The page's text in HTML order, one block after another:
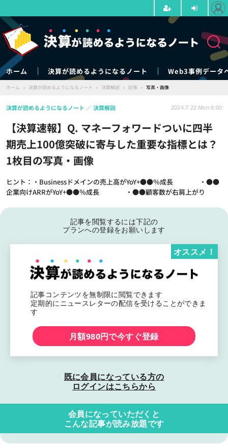
ホーム 決算が読めるようになるノート Web3事例データ
ホーム › 決算が読めるようになるノート › 決算解説 › 記事 › 写真・画像
【決算速報】Q. マネーフォワードついに四半
期売上100億突破に寄与した重要な指標とは？
1枚目の写真・画像
ヒント：・Businessドメインの売上高がYoY+●●％成長 ・●●
企業向けARRがYoY+●●％成長 ・●●顧客数が右肩上がり
決算が読めるようになるノート 決算解説 2024.7.22 Mon 6:00
記事を閲覧するには下記の
プランへの登録をお願いします
記事コンテンツを無制限に閲覧できます
定期的にニュースレターの配信を受けることができま
す
オススメ！
月額980円で今すぐ登録
既に会員になっている方の
ログインはこちらから
会員になっていただくと
こんな記事が読み放題です